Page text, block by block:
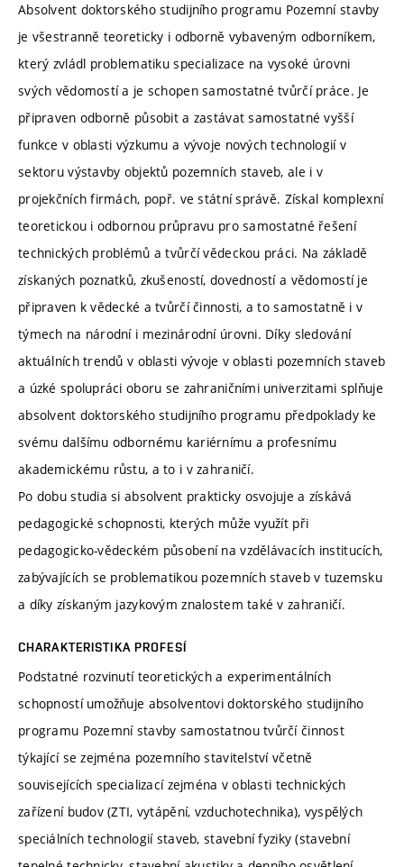
Absolvent doktorského studijního programu Pozemní stavby
je všestranně teoreticky i odborně vybaveným odborníkem,
který zvládl problematiku specializace na vysoké úrovni
svých vědomostí a je schopen samostatné tvůrčí práce. Je
připraven odborně působit a zastávat samostatné vyšší
funkce v oblasti výzkumu a vývoje nových technologií v
sektoru výstavby objektů pozemních staveb, ale i v
projekčních firmách, popř. ve státní správě. Získal komplexní
teoretickou i odbornou průpravu pro samostatné řešení
technických problémů a tvůrčí vědeckou práci. Na základě
získaných poznatků, zkušeností, dovedností a vědomostí je
připraven k vědecké a tvůrčí činnosti, a to samostatně i v
týmech na národní i mezinárodní úrovni. Díky sledování
aktuálních trendů v oblasti vývoje v oblasti pozemních staveb
a úzké spolupráci oboru se zahraničními univerzitami splňuje
absolvent doktorského studijního programu předpoklady ke
svému dalšímu odbornému kariérnímu a profesnímu
akademickému růstu, a to i v zahraničí.
Po dobu studia si absolvent prakticky osvojuje a získává
pedagogické schopnosti, kterých může využít při
pedagogicko-vědeckém působení na vzdělávacích institucích,
zabývajících se problematikou pozemních staveb v tuzemsku
a díky získaným jazykovým znalostem také v zahraničí.
CHARAKTERISTIKA PROFESÍ
Podstatné rozvinutí teoretických a experimentálních
schopností umožňuje absolventovi doktorského studijního
programu Pozemní stavby samostatnou tvůrčí činnost
týkající se zejména pozemního stavitelství včetně
souvisejících specializací zejména v oblasti technických
zařízení budov (ZTI, vytápění, vzduchotechnika), vyspělých
speciálních technologií staveb, stavební fyziky (stavební